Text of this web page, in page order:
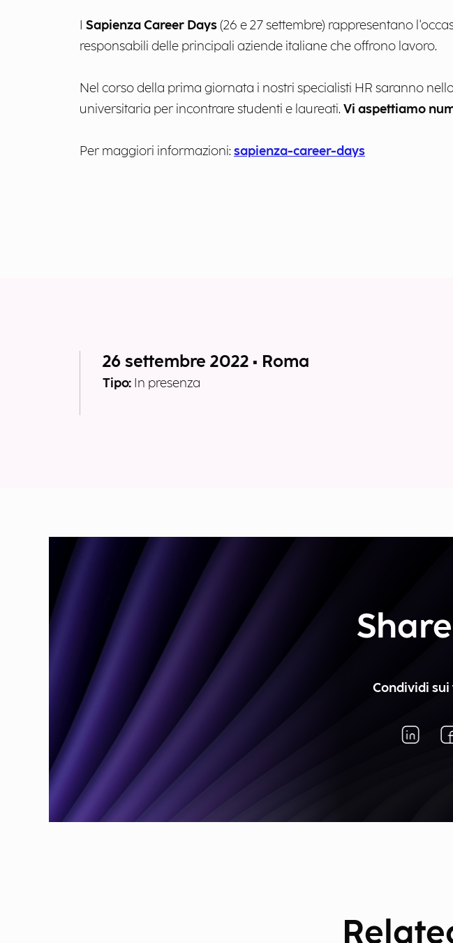
Sapienza Career Days(26 e 27 settembre) rappresentano
responsabili delle principali aziende italiane che offrono lavoro.
Nel corso della prima giornata i nostri specialisti HR saranno
universitaria per incontrare studenti e laureati. Vi aspettiamo
Per maggiori informazioni: sapienza-career-days
26 settembre 2022 • Roma
Tipo: In presenza
Condividi